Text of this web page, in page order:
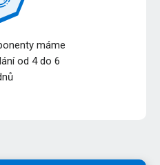
máme
od 4 do 6